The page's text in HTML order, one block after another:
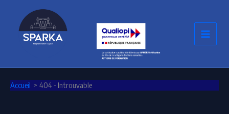
contenu
Accueil 404 - Introuvable